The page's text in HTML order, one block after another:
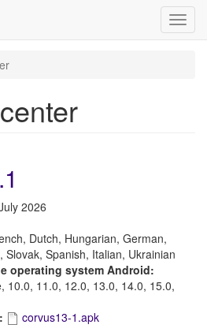
2026
Dutch, Hungarian, German,
Slovak, Spanish, Italian, Ukrainian
operating system Android:
10.0, 11.0, 12.0, 13.0, 14.0, 15.0,
corvus13-1.apk